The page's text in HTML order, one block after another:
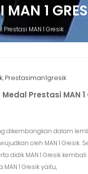
MAN 1
Prestasi MAN 1 Gresik
, Prestasiman1gresik
Medal Prestasi MAN 1
dikembangkan dalam
oleh MAN 1
didik MAN 1 Gresik
1 Gresik yaitu,